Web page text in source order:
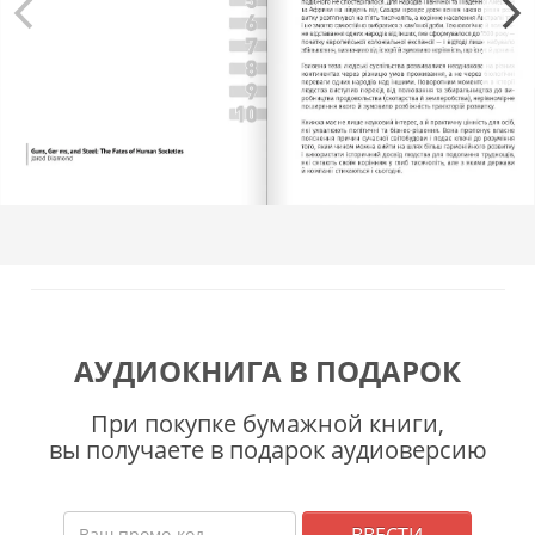
АУДИОКНИГА В ПОДАРОК
При покупке бумажной книги,
вы получаете в подарок аудиоверсию